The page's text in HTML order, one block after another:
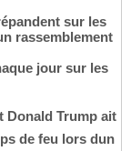
sur les
rassemblement
jour sur les
Donald Trump ait
de feu lors dun